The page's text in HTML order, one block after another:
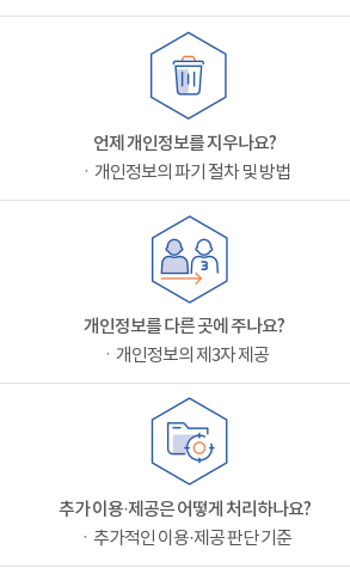
언제 개인정보를 지우나요?
ㆍ개인정보의 파기 절차 및 방법
개인정보를 다른 곳에 주나요?
ㆍ개인정보의 제3자 제공
추가 이용·제공은 어떻게 처리하나요?
ㆍ추가적인 이용·제공 판단 기준